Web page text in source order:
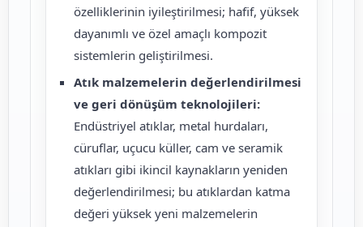
özelliklerinin iyileştirilmesi; hafif, yüksek
dayanımlı ve özel amaçlı kompozit
sistemlerin geliştirilmesi.
Atık malzemelerin değerlendirilmesi
ve geri dönüşüm teknolojileri:
Endüstriyel atıklar, metal hurdaları,
cüruflar, uçucu küller, cam ve seramik
atıkları gibi ikincil kaynakların yeniden
değerlendirilmesi; bu atıklardan katma
değeri yüksek yeni malzemelerin